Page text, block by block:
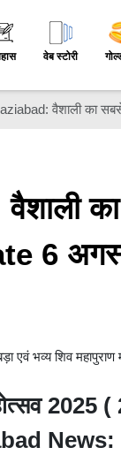
वेब स्टोरी
वैशाली का
का
6
News: